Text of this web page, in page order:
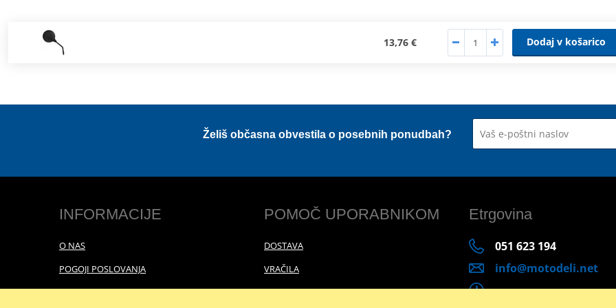
13,76 € Dodaj v košarico
Želiš občasna obvestila o posebnih ponudbah?
INFORMACIJE
O NAS
POGOJI POSLOVANJA
POLITIKA ZASEBNOSTI
POMOČ UPORABNIKOM
DOSTAVA
VRAČILA
Etrgovina
051 623 194
info@motodeli.net